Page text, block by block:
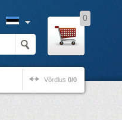
0
Võrdlus 0/0